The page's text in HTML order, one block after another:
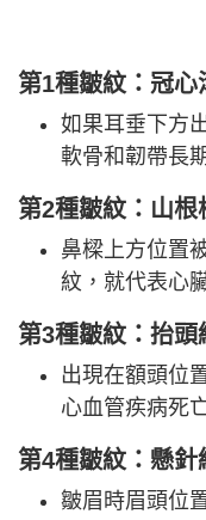
第1種皺紋：冠心
如果耳垂下方
軟骨和韌帶長
第2種皺紋：山根
鼻樑上方位置
紋，就代表心
第3種皺紋：抬頭
出現在額頭位
心血管疾病死
第4種皺紋：懸針
皺眉時眉頭位